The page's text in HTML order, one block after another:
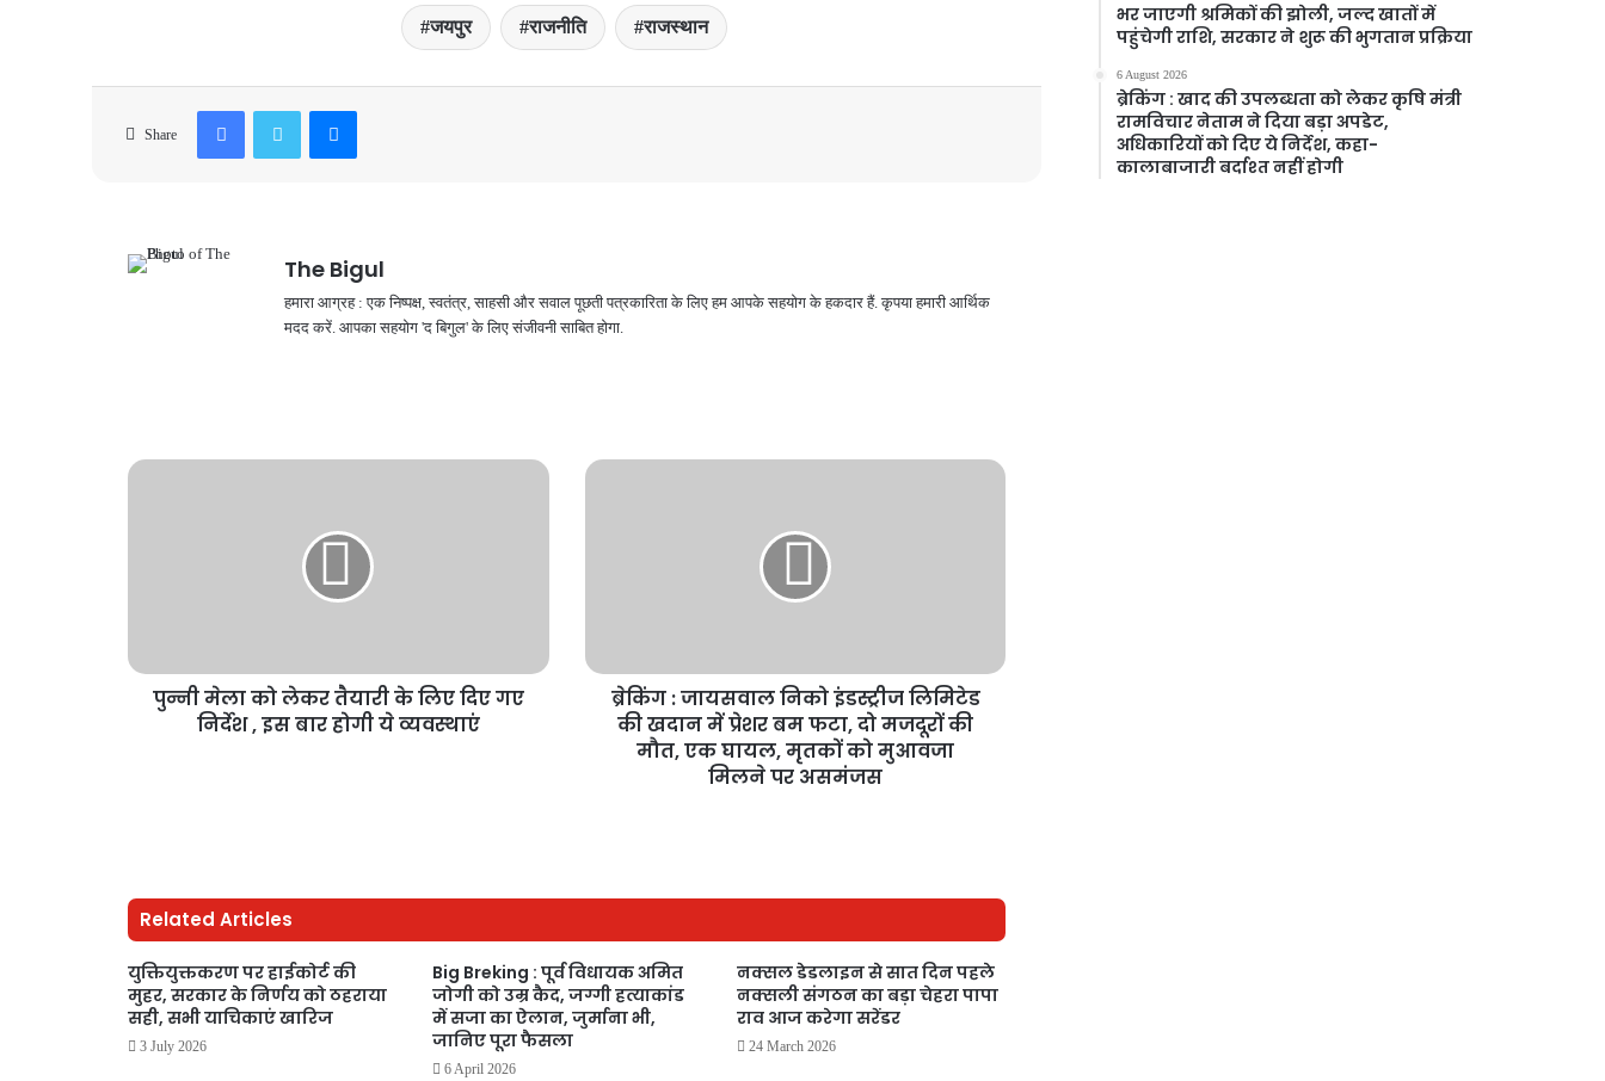
जयपुर राजनीति राजस्थान
Share
FacebookTwitter Messenger
The Bigul
हमारा आग्रह : एक निष्पक्ष, स्वतंत्र, साहसी और सवाल पूछती पत्रकारिता के लिए हम आपके सहयोग के हकदार हैं. कृपया हमारी आर्थिक
मदद करें. आपका सहयोग 'द बिगुल' के लिए संजीवनी साबित होगा.
पुन्नी मेला को लेकर तैयारी के लिए दिए गए
निर्देश , इस बार होगी ये व्यवस्थाएं
ब्रेकिंग : जायसवाल निको इंडस्ट्रीज लिमिटेड
की खदान में प्रेशर बम फटा, दो मजदूरों की
मौत, एक घायल, मृतकों को मुआवजा
मिलने पर असमंजस
Related Articles
युक्तियुक्तकरण पर हाईकोर्ट की
मुहर, सरकार के निर्णय को ठहराया
सही, सभी याचिकाएं खारिज
3 July 2026
Big Breking : पूर्व विधायक अमित
जोगी को उम्र कैद, जग्गी हत्याकांड
में सजा का ऐलान, जुर्माना भी,
जानिए पूरा फैसला
6 April 2026
नक्सल डेडलाइन से सात दिन पहले
नक्सली संगठन का बड़ा चेहरा पापा
राव आज करेगा सरेंडर
24 March 2026
भर जाएगी श्रमिकों की झोली, जल्द खातों में
पहुंचेगी राशि, सरकार ने शुरू की भुगतान प्रक्रिया
6 August 2026
ब्रेकिंग : खाद की उपलब्धता को लेकर कृषि मंत्री
रामविचार नेताम ने दिया बड़ा अपडेट,
अधिकारियों को दिए ये निर्देश, कहा-
कालाबाजारी बर्दाश्त नहीं होगी